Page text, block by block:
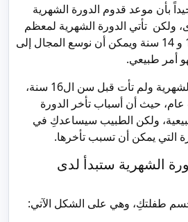
بأن موعد قدوم الدورة الشهرية
ولكن تأتي الدورة الشهرية لمعظم
الفتيات في العمر بين 11 و 14 سنة ويمكن أن نوسع المجال إلى
في حال تأخرت الدورة الشهرية ولم تأت قبل سن ال16 سنة،
حيث أن أسباب تأخر الدورة
ولكن الطبيب سيساعدكِ في
التي يمكن أن تسبب تأخرها.
الشهرية ستبدأ لدى
طفلتكِ، وهي على الشكل الآتي: